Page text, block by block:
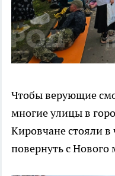
Чтобы верующие
многие улицы в
Кировчане стояли
повернуть с Нового